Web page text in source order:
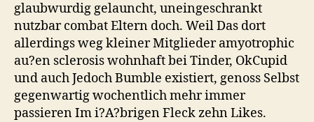
glaubwurdig gelauncht, uneingeschrankt
nutzbar combat Eltern doch. Weil Das dort
allerdings weg kleiner Mitglieder amyotrophic
au?en sclerosis wohnhaft bei Tinder, OkCupid
und auch Jedoch Bumble existiert, genoss Selbst
gegenwartig wochentlich mehr immer
passieren Im i?A?brigen Fleck zehn Likes.